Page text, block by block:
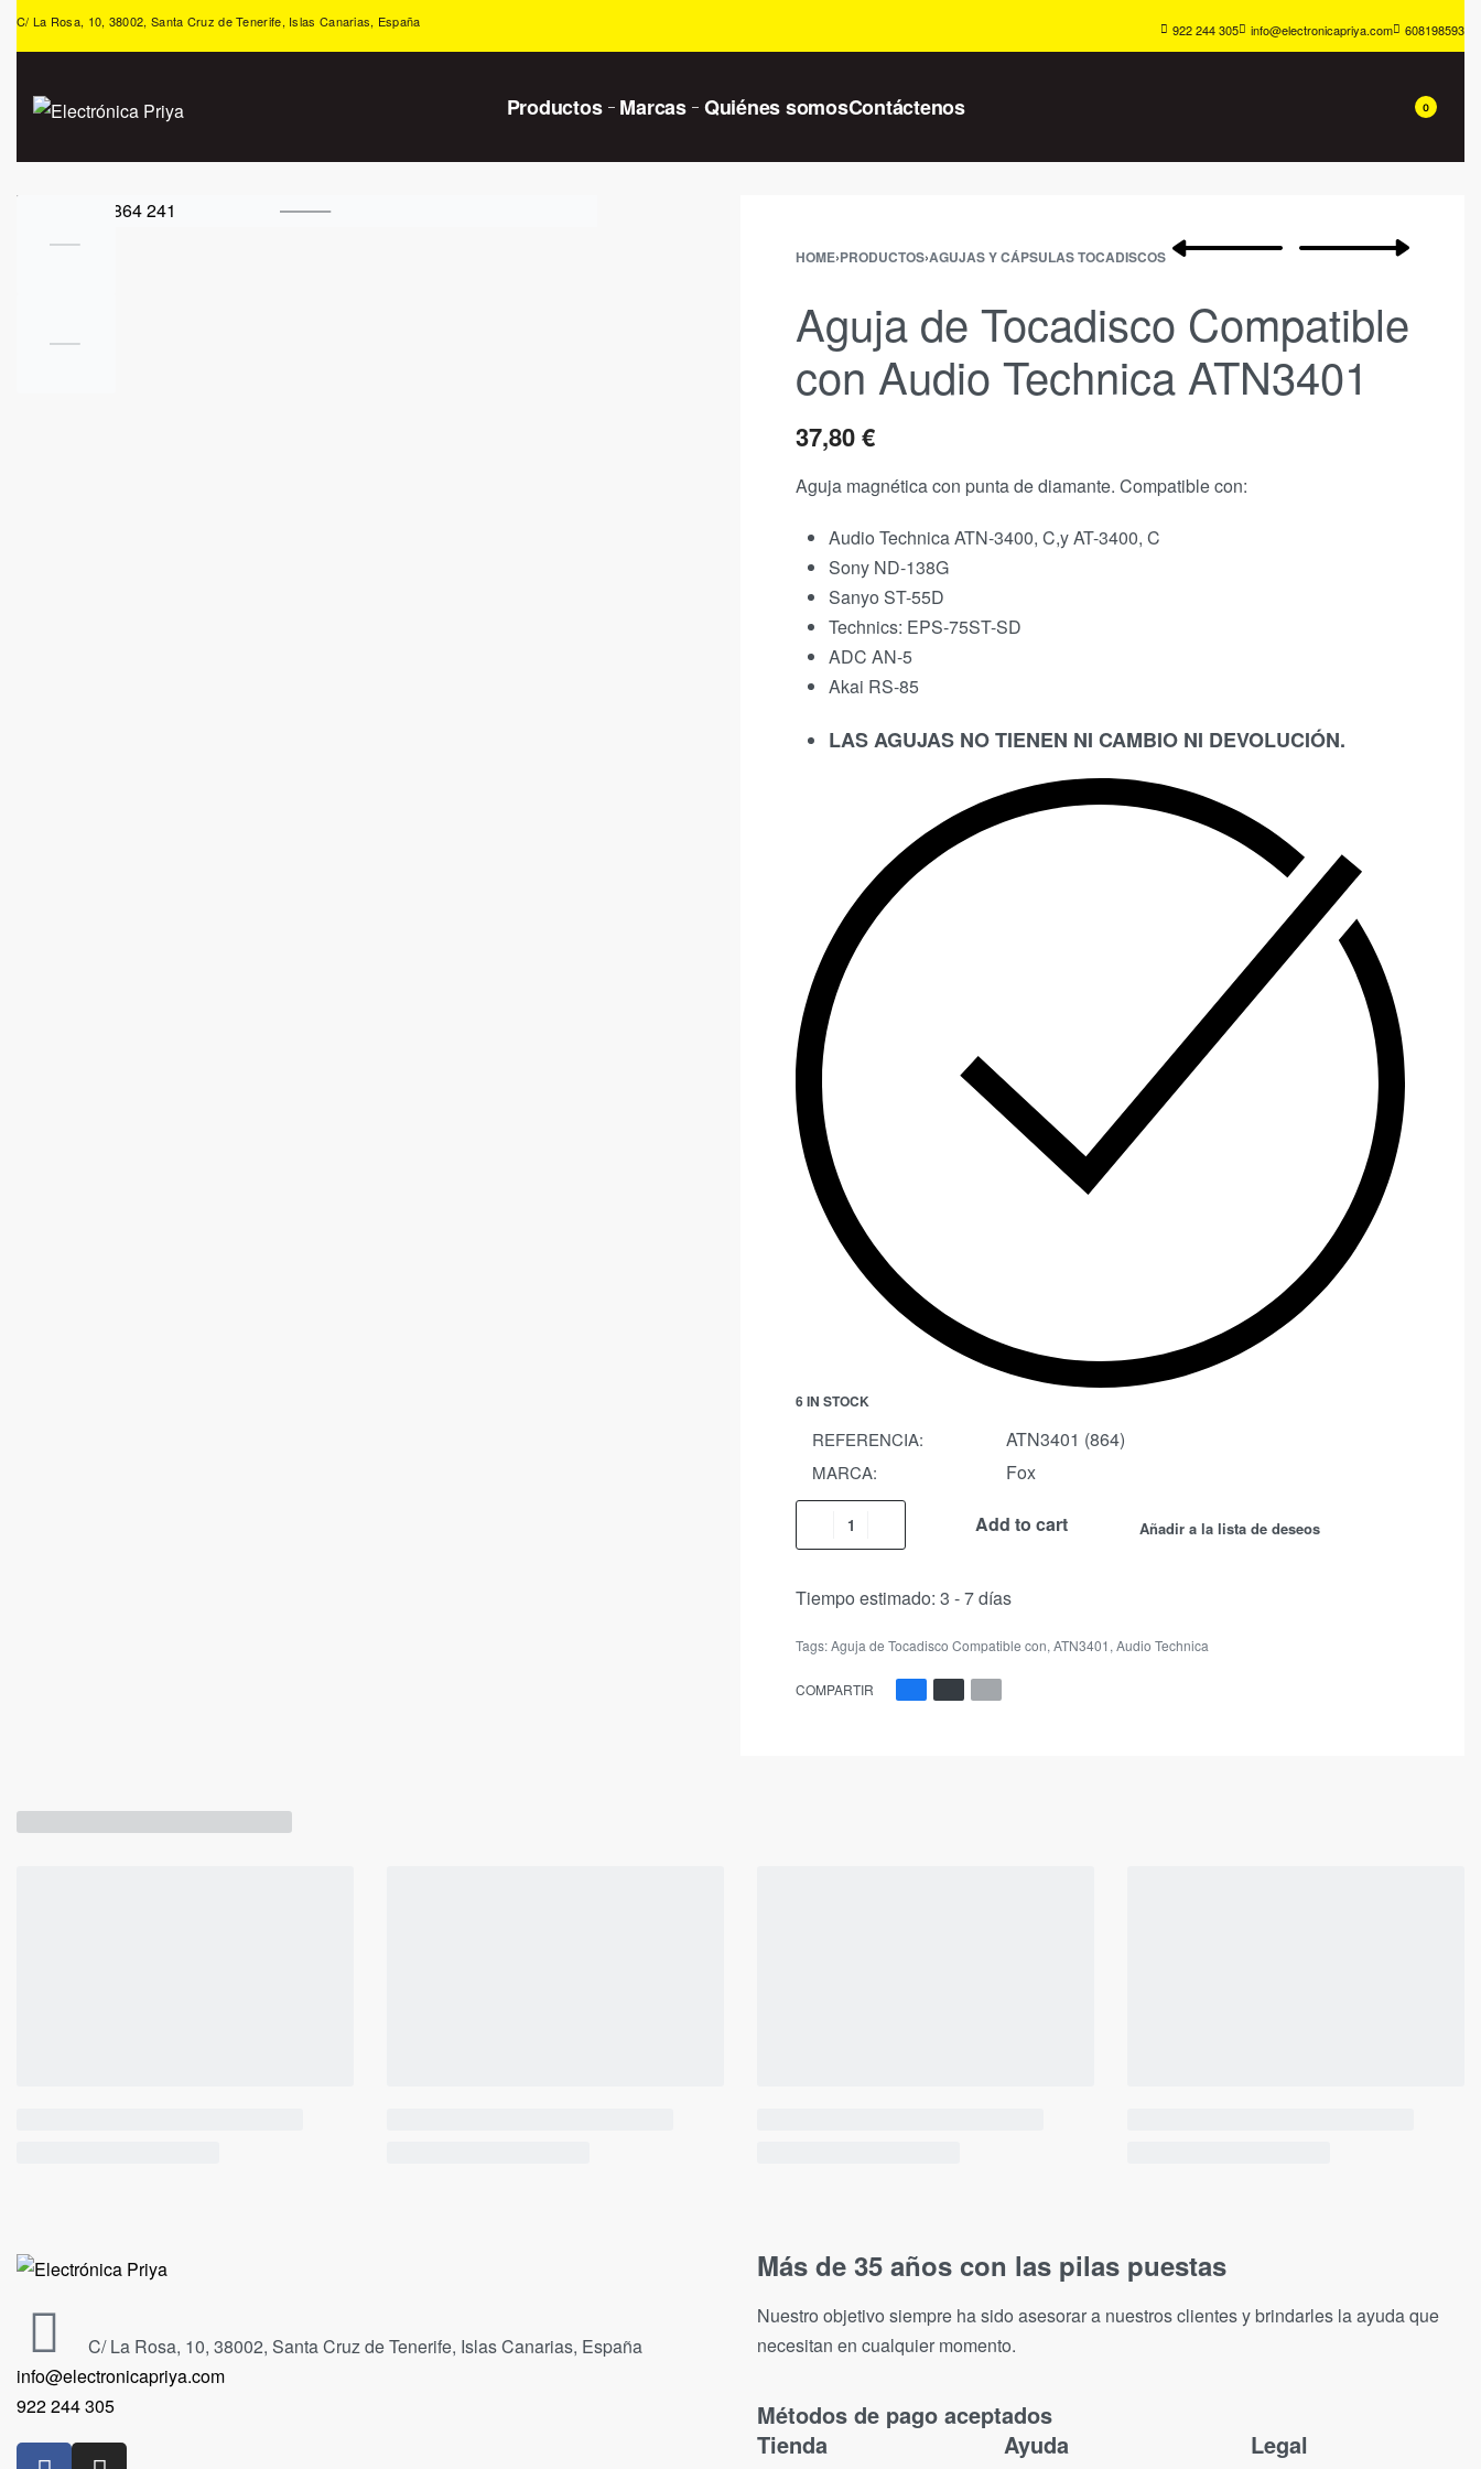
C/ La Rosa, 10, 38002, Santa Cruz de Tenerife, Islas Canarias, España 922 244 305 info@electronicapriya.com 608198593
Productos Marcas Quiénes somosContáctenos 0
HOME›PRODUCTOS›AGUJAS Y CÁPSULAS TOCADISCOS
Aguja de Tocadisco Compatible
con Audio Technica ATN3401
37,80€
Aguja magnética con punta de diamante. Compatible con:
Audio Technica ATN-3400, C,y AT-3400, C
Sony ND-138G
Sanyo ST-55D
Technics: EPS-75ST-SD
ADC AN-5
Akai RS-85
LAS AGUJAS NO TIENEN NI CAMBIO NI DEVOLUCIÓN.
6 IN STOCK
REFERENCIA: ATN3401 (864)
MARCA: Fox
Add to cart Añadir a la lista de deseos
Tiempo estimado: 3 - 7 días
Tags:Aguja de Tocadisco Compatible con, ATN3401 , Audio Technica
COMPARTIR
C/ La Rosa, 10, 38002, Santa Cruz de Tenerife, Islas Canarias, España
info@electronicapriya.com
922 244 305
Más de 35 años con las pilas puestas
Nuestro objetivo siempre ha sido asesorar a nuestros clientes y brindarles la ayuda que
necesitan en cualquier momento.
Métodos de pago aceptados
Tienda
Ayuda Legal